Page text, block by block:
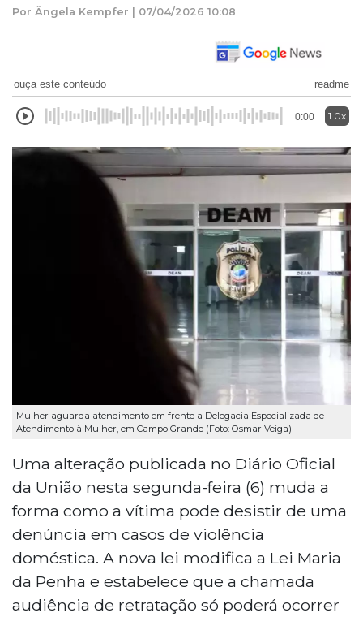
Por Ângela Kempfer | 07/04/2026 10:08
ouça este conteúdo readme
0:00 1.0x
Mulher aguarda atendimento em frente a Delegacia Especializada de
Atendimento à Mulher, em Campo Grande (Foto: Osmar Veiga)
Uma alteração publicada no Diário Oficial
da União nesta segunda-feira (6) muda a
forma como a vítima pode desistir de uma
denúncia em casos de violência
doméstica. A nova lei modifica a Lei Maria
da Penha e estabelece que a chamada
audiência de retratação só poderá ocorrer